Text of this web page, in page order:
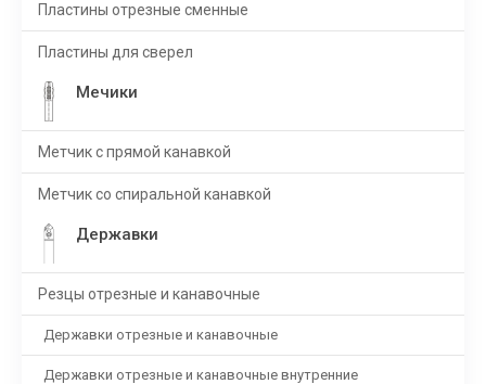
Пластины отрезные сменные
Пластины для сверел
Мечики
Метчик с прямой канавкой
Метчик со спиральной канавкой
Державки
Резцы отрезные и канавочные
Державки отрезные и канавочные
Державки отрезные и канавочные внутренние